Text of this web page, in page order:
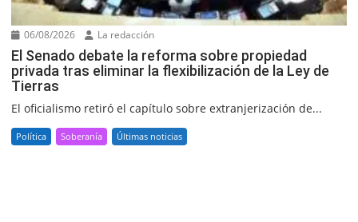
06/08/2026 La redacción
El Senado debate la reforma sobre propiedad
privada tras eliminar la flexibilización de la Ley de
Tierras
El oficialismo retiró el capítulo sobre extranjerización de...
Política Soberanía Últimas noticias